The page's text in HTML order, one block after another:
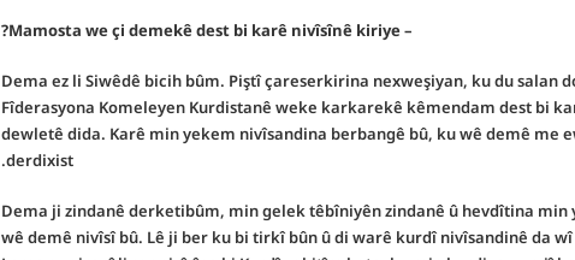
– Mamosta we çi demekê dest bi karê nivîsînê kiriye?
Dema ez li Siwêdê bicih bûm. Piştî çareserkirina nexweşiyan, ku du salan
Fîderasyona Komeleyen Kurdistanê weke karkarekê kêmendam dest bi
dewletê dida. Karê min yekem nivîsandina berbangê bû, ku wê demê me
derdixist.
Dema ji zindanê derketibûm, min gelek têbîniyên zindanê û hevdîtina min
wê demê nivîsî bû. Lê ji ber ku bi tirkî bûn û di warê kurdî nivîsandinê da